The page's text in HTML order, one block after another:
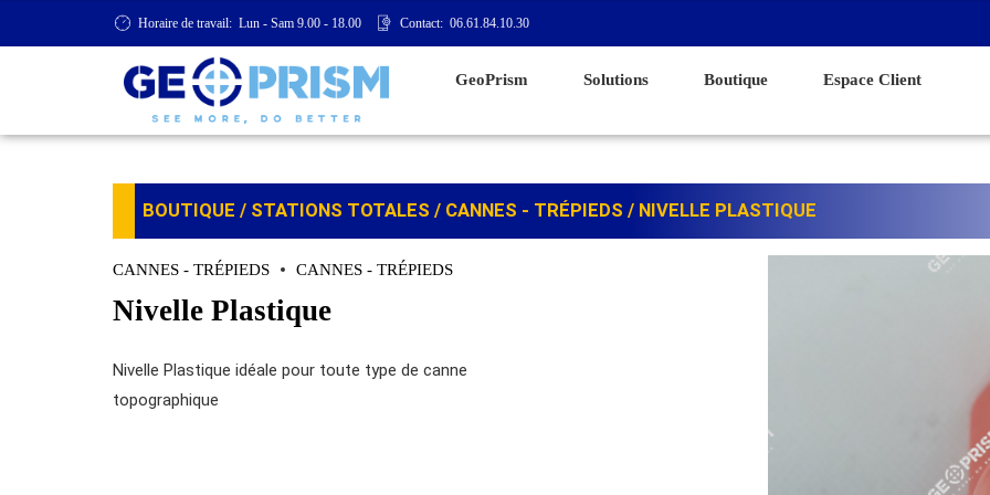
Horaire de travail: Lun - Sam 9.00 - 18.00 Contact: 06.61.84.10.30
GeoPrism Solutions Boutique Espace Client
BOUTIQUE / STATIONS TOTALES / CANNES - TRÉPIEDS / NIVELLE PLASTIQUE
CANNES - TRÉPIEDS CANNES - TRÉPIEDS
Nivelle Plastique
Nivelle Plastique idéale pour toute type de canne
topographique